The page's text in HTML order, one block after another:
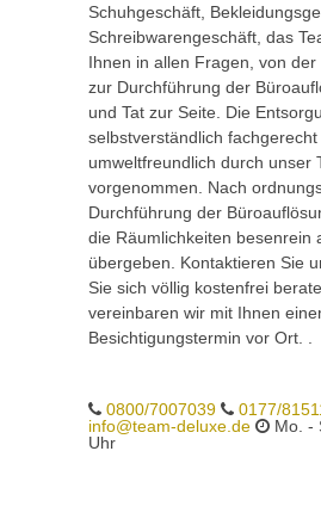
Schuhgeschäft,
Schreibwarengeschäft, das
Ihnen in allen Fragen, von der
zur Durchführung der
und Tat zur Seite. Die
selbstverständlich fachgerecht
umweltfreundlich durch unser
vorgenommen. Nach
Durchführung der
die Räumlichkeiten besenrein
übergeben. Kontaktieren Sie
Sie sich völlig kostenfrei
vereinbaren wir mit Ihnen
Besichtigungstermin vor Ort. .
0800/7007039
0177/
info@team-deluxe.de
Mo. -
Uhr